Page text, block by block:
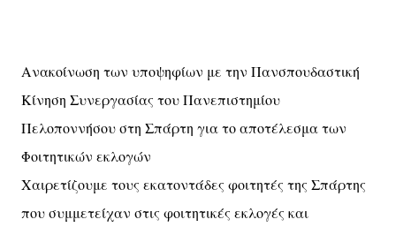
Ανακοίνωση των υποψηφίων με την Πανσπουδαστική
Κίνηση Συνεργασίας του Πανεπιστημίου
Πελοποννήσου στη Σπάρτη για το αποτέλεσμα των
Φοιτητικών εκλογών
Χαιρετίζουμε τους εκατοντάδες φοιτητές της Σπάρτης
που συμμετείχαν στις φοιτητικές εκλογές και